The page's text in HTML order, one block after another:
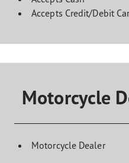
Accepts Credit/Debit
Motorcycle
Motorcycle Dealer